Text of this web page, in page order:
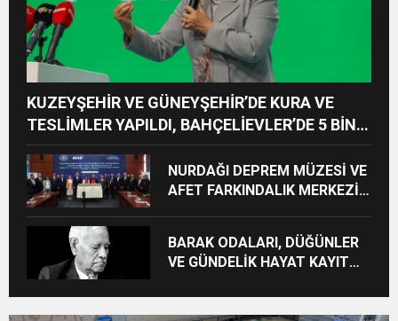
KUZEYŞEHİR VE GÜNEYŞEHİR’DE KURA VE
TESLİMLER YAPILDI, BAHÇELİEVLER’DE 5 BİN
KONUTUN TEMELİ ATILDI
NURDAĞI DEPREM MÜZESİ VE
AFET FARKINDALIK MERKEZİ
BARAK ODALARI, DÜĞÜNLER
VE GÜNDELİK HAYAT KAYIT